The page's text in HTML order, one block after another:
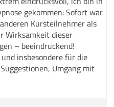
gekommen: Sofort war
Kursteilnehmer als
Wirksamkeit dieser
– beeindruckend!
insbesondere für die
Umgang mit